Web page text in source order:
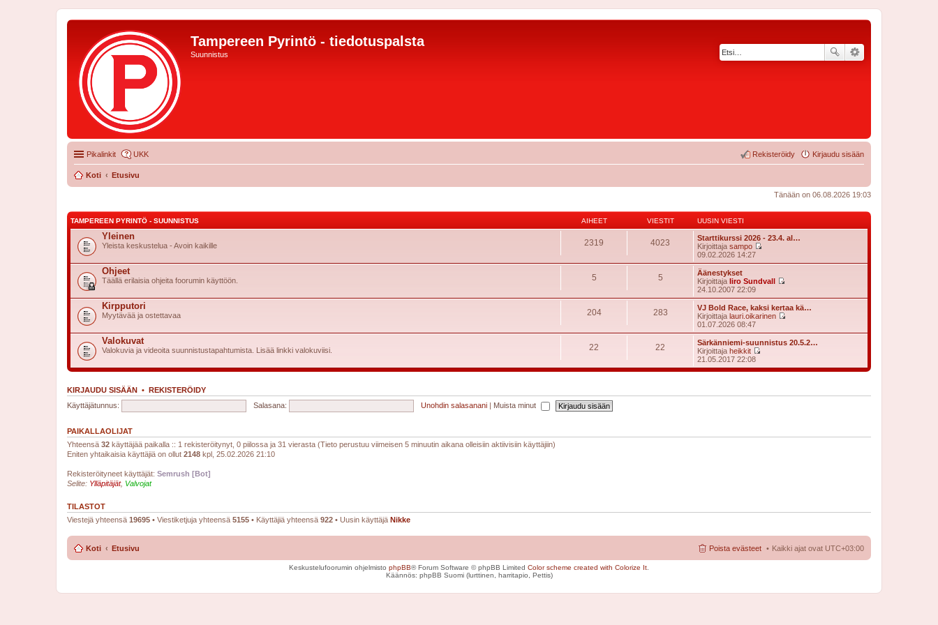
Tampereen Pyrintö - tiedotuspalsta
Suunnistus
Pikalinkit UKK Kirjaudu sisään
Rekisteröidy
Koti Etusivu
Tänään on 06.08.2026 19:03
TAMPEREEN PYRINTÖ - SUUNNISTUS AIHEET VIESTIT UUSIN VIESTI
Yleinen
Yleista keskustelua - Avoin kaikille 2319 4023
Starttikurssi 2026 - 23.4. al…
Kirjoittaja sampo
ä
t
ä
s
i
v
i
t
09.02.2026 14:27
Ohjeet
Täällä erilaisia ohjeita foorumin käyttöön. 5 5
Äänestykset
Kirjoittaja Iiro Sundvall
ä
y
t
s
v
s
24.10.2007 22:09
Kirpputori
Myytävää ja ostettavaa 204 283
VJ Bold Race, kaksi kertaa kä…
Kirjoittaja lauri.oikarinen
ä
y
t
u
n
t
01.07.2026 08:47
Valokuvat
Valokuvia ja videoita suunnistustapahtumista. Lisää linkki valokuviisi. 22 22
Särkänniemi-suunnistus 20.5.2…
Kirjoittaja heikkit
ä
y
21.05.2017 22:08
KIRJAUDU SISÄÄN • REKISTERÖIDY
Käyttäjätunnus:
Salasana: Unohdin salasanani | Muista minut
PAIKALLAOLIJAT
Yhteensä 32 käyttäjää paikalla :: 1 rekisteröitynyt, 0 piilossa ja 31 vierasta (Tieto perustuu viimeisen 5 minuutin aikana olleisiin aktiivisiin käyttäjiin)
Eniten yhtaikaisia käyttäjiä on ollut 2148 kpl, 25.02.2026 21:10
Rekisteröityneet käyttäjät: Semrush [Bot]
Selite: Ylläpitäjät, Valvojat
TILASTOT
Viestejä yhteensä 19695 • Viestiketjuja yhteensä 5155 • Käyttäjiä yhteensä 922 • Uusin käyttäjä Nikke
Koti Etusivu Kaikki ajat ovat UTC+03:00
Poista evästeet
Keskustelufoorumin ohjelmisto phpBB® Forum Software © phpBB Limited Color scheme created with Colorize It
Käännös: phpBB Suomi (lurttinen, harritapio, Pettis)